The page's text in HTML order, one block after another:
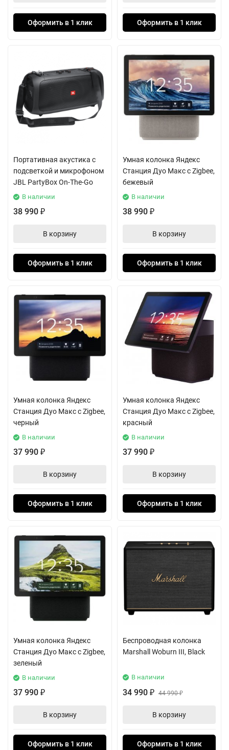
Оформить в 1 клик Оформить в 1 клик
Портативная акустика с
подсветкой и микрофоном
JBL PartyBox On-The-Go
В наличии
38 990 ₽
В корзину
Оформить в 1 клик
Умная колонка Яндекс
Станция Дуо Макс с Zigbee,
бежевый
В наличии
38 990 ₽
В корзину
Оформить в 1 клик
Умная колонка Яндекс
Станция Дуо Макс с Zigbee,
черный
В наличии
37 990 ₽
В корзину
Оформить в 1 клик
Умная колонка Яндекс
Станция Дуо Макс с Zigbee,
красный
В наличии
37 990 ₽
В корзину
Оформить в 1 клик
Умная колонка Яндекс
Станция Дуо Макс с Zigbee,
зеленый
В наличии
37 990 ₽
В корзину
Оформить в 1 клик
Беспроводная колонка
Marshall Woburn III, Black
В наличии
34 990 ₽ 44 990₽
В корзину
Оформить в 1 клик